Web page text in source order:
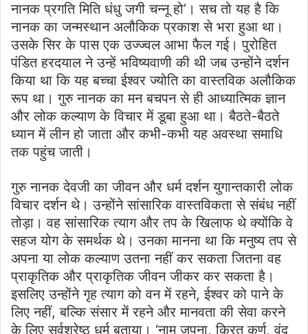
नानक प्रगति मिति धंधु जगी चन्नू हो’। सच तो यह है कि
नानक का जन्मस्थान अलौकिक प्रकाश से भरा हुआ था।
उसके सिर के पास एक उज्ज्वल आभा फैल गई। पुरोहित
पंडित हरदयाल ने उन्हें भविष्यवाणी की थी जब उन्होंने दर्शन
किया था कि यह बच्चा ईश्वर ज्योति का वास्तविक अलौकिक
रूप था। गुरु नानक का मन बचपन से ही आध्यात्मिक ज्ञान
और लोक कल्याण के विचार में डूबा हुआ था। बैठते-बैठते
ध्यान में लीन हो जाता और कभी-कभी यह अवस्था समाधि
तक पहुंच जाती।
गुरु नानक देवजी का जीवन और धर्म दर्शन युगान्तकारी लोक
विचार दर्शन थे। उन्होंने सांसारिक वास्तविकता से संबंध नहीं
तोड़ा। वह सांसारिक त्याग और तप के खिलाफ थे क्योंकि वे
सहज योग के समर्थक थे। उनका मानना ​​था कि मनुष्य तप से
अपना या लोक कल्याण उतना नहीं कर सकता जितना वह
प्राकृतिक और प्राकृतिक जीवन जीकर कर सकता है।
इसलिए उन्होंने गृह त्याग को वन में रहने, ईश्वर को पाने के
लिए नहीं, बल्कि संसार में रहने और मानवता की सेवा करने
के लिए सर्वश्रेष्ठ धर्म बताया। ‘नाम जपना, किरत कर्ण, वंद